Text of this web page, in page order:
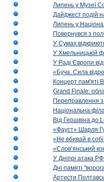
Липень у Музеї
Дайджест подій
Липень у
Повернувся з
У Сумах
У Хмельницькій
У Раді Європи
«Буча. Сила
Концерт пам'яті
Grand Finale:
Переправлення
Національна
Від Гершвіна до
«Фауст» Шарля
«Не вбивай в
«Слов’янський
У Дніпрі атака
Дні памяті
Артисти